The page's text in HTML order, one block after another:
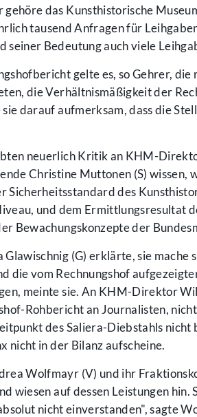
gehöre das Kunsthistorische
tausend Anfragen für
seiner Bedeutung auch viele
gelte es, so Gehrer,
die Verhältnismäßigkeit der
darauf aufmerksam, dass die
neuerlich Kritik an KHM-
Christine Muttonen (S) wissen,
Sicherheitsstandard des
und dem Ermittlungsresultat
Bewachungskonzepte der
(G) erklärte, sie mache
die vom Rechnungshof
meinte sie. An KHM-Direktor
Rohbericht an Journalisten,
des Saliera-Diebstahls
nicht in der Bilanz aufscheine.
Wolfmayr (V) und ihr
wiesen auf dessen Leistungen
nicht einverstanden", sagte